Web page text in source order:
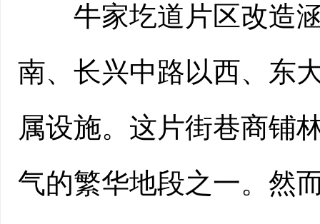
牛家圪道片区改造涵
南、长兴中路以西、东
属设施。这片街巷商铺
气的繁华地段之一。然